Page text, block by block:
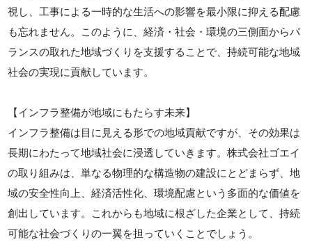
視し、工事による一時的な生活への影響を最小限に抑える配慮
も忘れません。このように、経済・社会・環境の三側面からバ
ランスの取れた地域づくりを支援することで、持続可能な地域
社会の実現に貢献しています。
【インフラ整備が地域にもたらす未来】
インフラ整備は目に見える形での地域貢献ですが、その効果は
長期にわたって地域社会に浸透していきます。株式会社ゴエイ
の取り組みは、単なる物理的な構造物の建設にとどまらず、地
域の安全性向上、経済活性化、環境配慮という多面的な価値を
創出しています。これからも地域に根ざした企業として、持続
可能な社会づくりの一翼を担っていくことでしょう。